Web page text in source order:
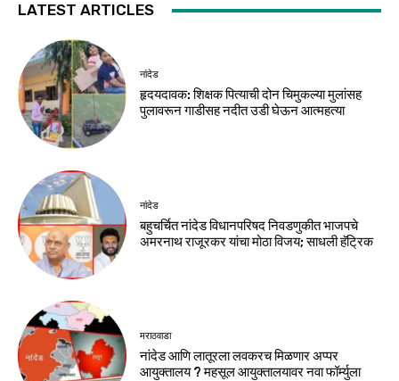
LATEST ARTICLES
नांदेड
हृदयदावक: शिक्षक पित्याची दोन चिमुकल्या मुलांसह
पुलावरून गाडीसह नदीत उडी घेऊन आत्महत्या
नांदेड
बहुचर्चित नांदेड विधानपरिषद निवडणुकीत भाजपचे
अमरनाथ राजूरकर यांचा मोठा विजय; साधली हॅट्रिक
मराठवाडा
नांदेड आणि लातूरला लवकरच मिळणार अप्पर
आयुक्तालय ? महसूल आयुक्तालयावर नवा फॉर्म्युला